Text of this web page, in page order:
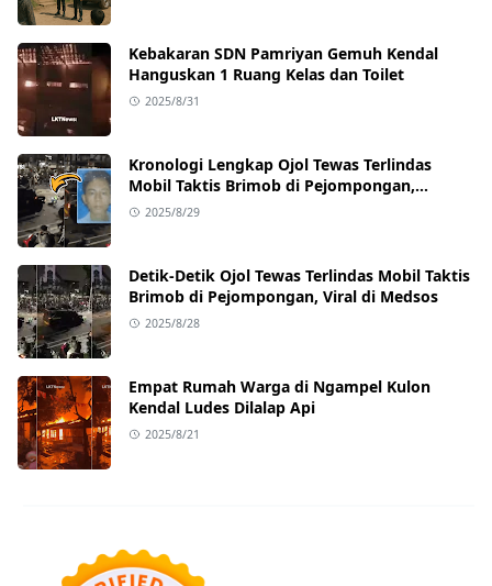
Kebakaran SDN Pamriyan Gemuh Kendal
Hanguskan 1 Ruang Kelas dan Toilet
2025/8/31
Kronologi Lengkap Ojol Tewas Terlindas
Mobil Taktis Brimob di Pejompongan,
Ternyata Sedang Antar Orderan
2025/8/29
Detik-Detik Ojol Tewas Terlindas Mobil Taktis
Brimob di Pejompongan, Viral di Medsos
2025/8/28
Empat Rumah Warga di Ngampel Kulon
Kendal Ludes Dilalap Api
2025/8/21